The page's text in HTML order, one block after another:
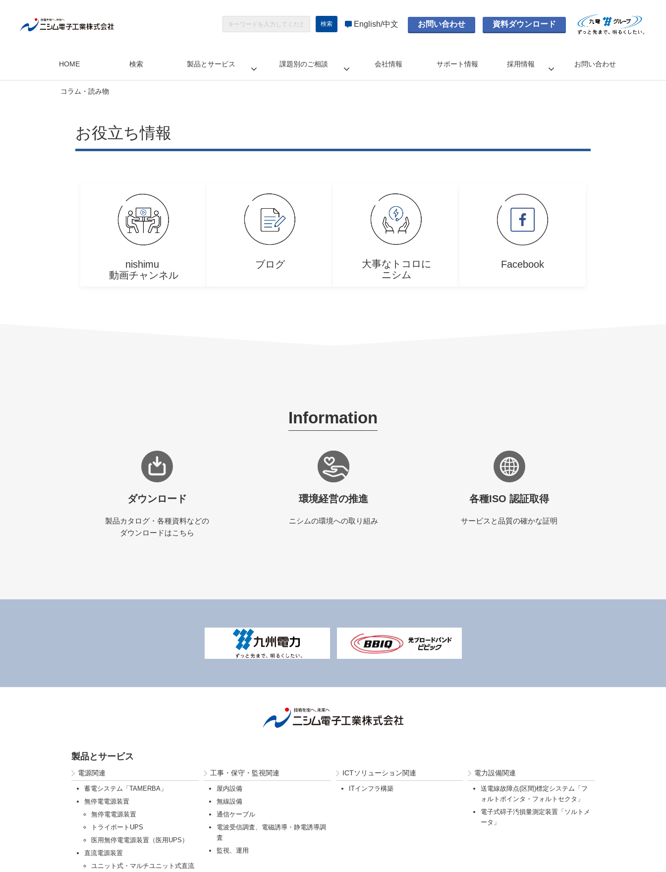
English 中文 お問い合わせ 資料ダウンロード
HOME 検索 製品とサービス 課題別のご相談 会社情報 サポート情報 採用情報 お問い合わせ
コラム・読み物
お役立ち情報
nishimu
動画チャンネル
ブログ
大事なトコロに
ニシム
Facebook
Information
ダウンロード
製品カタログ・各種資料などの
ダウンロードはこちら
環境経営の推進
ニシムの環境への取り組み
各種ISO 認証取得
サービスと品質の確かな証明
製品とサービス
電源関連
蓄電システム「TAMERBA」
無停電電源装置
無停電電源装置
トライポートUPS
医用無停電電源装置（医用UPS）
直流電源装置
ユニット式・マルチユニット式直流
工事・保守・監視関連
屋内設備
無線設備
通信ケーブル
電波受信調査、電磁誘導・静電誘導調
査
監視、運用
ICTソリューション関連
ITインフラ構築
電力設備関連
送電線故障点(区間)標定システム「フ
ォルトポインタ・フォルトセクタ」
電子式碍子汚損量測定装置「ソルトメ
ータ」